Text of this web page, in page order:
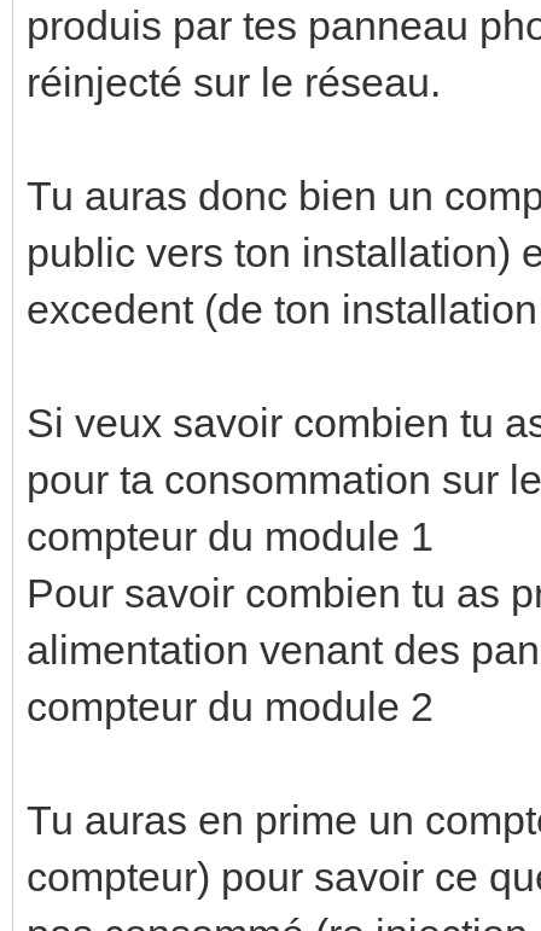
produis par tes panneau
réinjecté sur le réseau.
Tu auras donc bien un
public vers ton installation)
excedent (de ton
Si veux savoir combien tu
pour ta consommation sur
compteur du module 1
Pour savoir combien tu as
alimentation venant des
compteur du module 2
Tu auras en prime un
compteur) pour savoir ce